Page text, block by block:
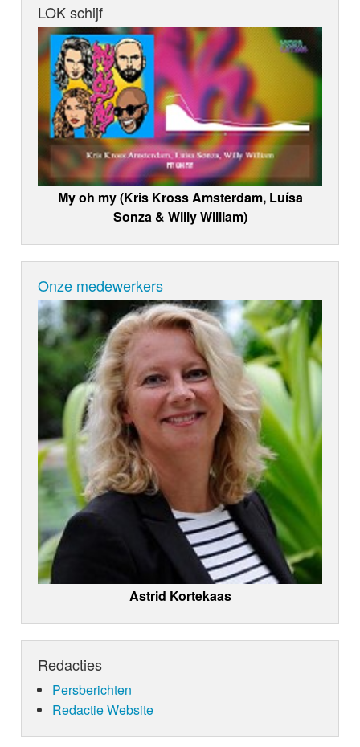
LOK schijf
My oh my (Kris Kross Amsterdam, Luísa
Sonza & Willy William)
Onze medewerkers
Astrid Kortekaas
Redacties
Persberichten
Redactie Website